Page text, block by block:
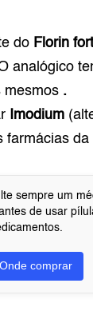
do Florin
analógico
mesmos .
Imodium
farmácias da
sempre um
de usar
Onde comprar